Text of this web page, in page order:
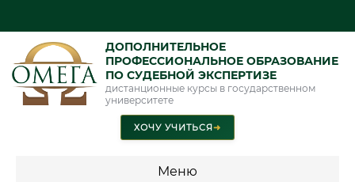
ДОПОЛНИТЕЛЬНОЕ
ПРОФЕССИОНАЛЬНОЕ ОБРАЗОВАНИЕ
ПО СУДЕБНОЙ ЭКСПЕРТИЗЕ
дистанционные курсы в государственном
университете
ХОЧУ УЧИТЬСЯ➜
Меню